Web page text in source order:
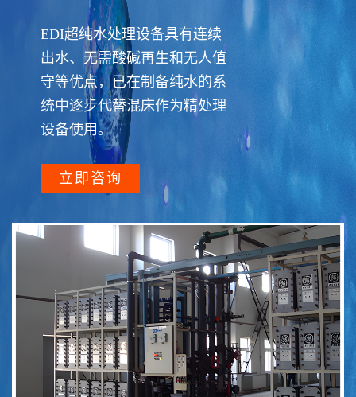
EDI超纯水处理设备具有连续
出水、无需酸碱再生和无人值
守等优点，已在制备纯水的系
统中逐步代替混床作为精处理
设备使用。
立即咨询